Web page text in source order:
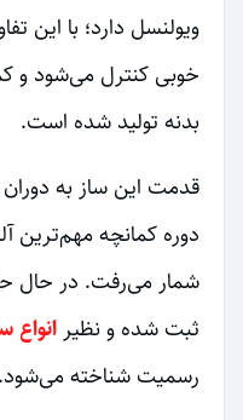
ویولنسل دارد؛ با این
خوبی کنترل می‌شود و
بدنه تولید شده است.
قدمت این ساز به
دوره کمانچه مهم‌ترین
شمار می‌رفت. در حال
ثبت شده و نظیر انواع
رسمیت شناخته می‌شود.